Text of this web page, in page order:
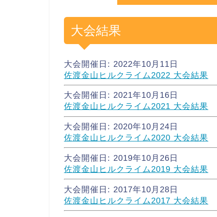
大会結果
大会開催日: 2022年10月11日
佐渡金山ヒルクライム2022 大会結果
大会開催日: 2021年10月16日
佐渡金山ヒルクライム2021 大会結果
大会開催日: 2020年10月24日
佐渡金山ヒルクライム2020 大会結果
大会開催日: 2019年10月26日
佐渡金山ヒルクライム2019 大会結果
大会開催日: 2017年10月28日
佐渡金山ヒルクライム2017 大会結果